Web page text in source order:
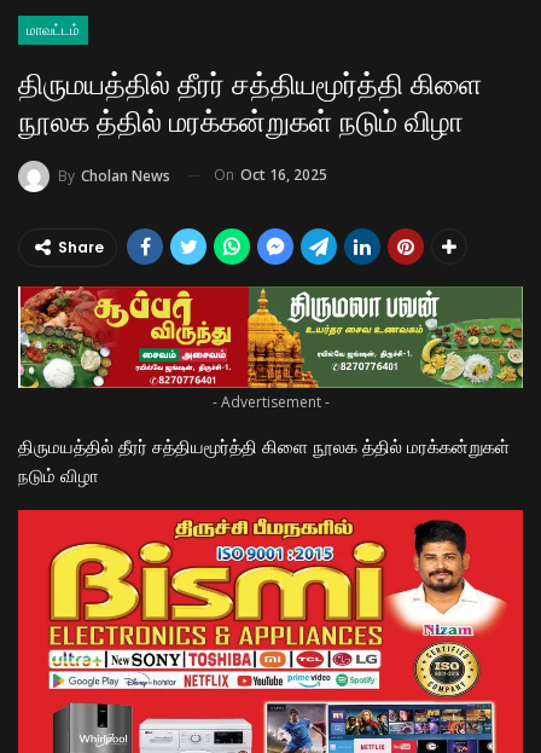
மாவட்டம்
திருமயத்தில் தீரர் சத்தியமூர்த்தி கிளை
நூலக த்தில் மரக்கன்றுகள் நடும் விழா
By Cholan News On Oct 16, 2025
Share
- Advertisement -
திருமயத்தில் தீரர் சத்தியமூர்த்தி கிளை நூலக த்தில் மரக்கன்றுகள்
நடும் விழா